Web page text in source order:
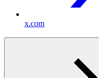
x.com